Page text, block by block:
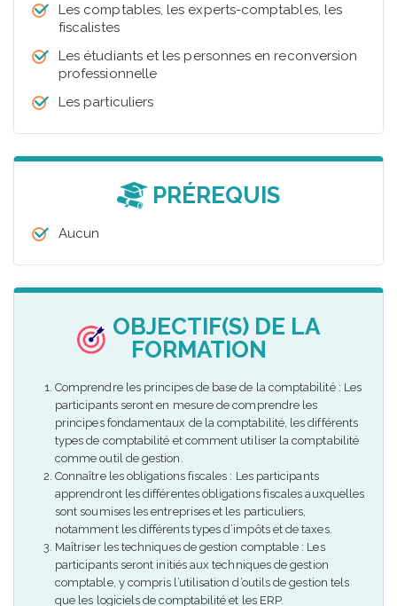
Les comptables, les experts-comptables, les
fiscalistes
Les étudiants et les personnes en reconversion
professionnelle
Les particuliers
PRÉREQUIS
Aucun
OBJECTIF(S) DE LA
FORMATION
Comprendre les principes de base de la comptabilité : Les
participants seront en mesure de comprendre les
principes fondamentaux de la comptabilité, les différents
types de comptabilité et comment utiliser la comptabilité
comme outil de gestion.
Connaître les obligations fiscales : Les participants
apprendront les différentes obligations fiscales auxquelles
sont soumises les entreprises et les particuliers,
notamment les différents types d’impôts et de taxes.
Maîtriser les techniques de gestion comptable : Les
participants seront initiés aux techniques de gestion
comptable, y compris l’utilisation d’outils de gestion tels
que les logiciels de comptabilité et les ERP.